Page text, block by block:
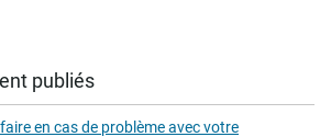
publiés
en cas de problème avec votre